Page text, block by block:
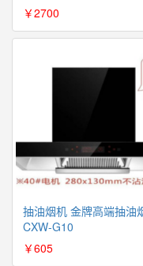
￥2700
抽油烟机 金牌高端抽油烟机
CXW-G10
￥605